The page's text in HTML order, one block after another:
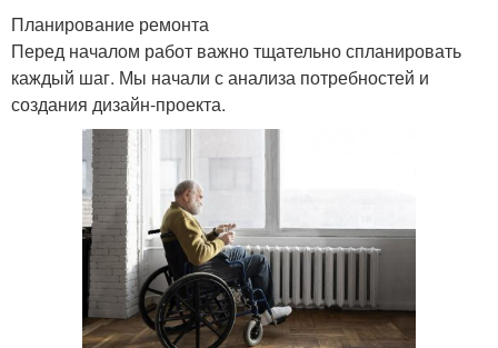
Планирование ремонта
Перед началом работ важно тщательно спланировать
каждый шаг. Мы начали с анализа потребностей и
создания дизайн-проекта.